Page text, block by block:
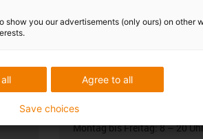
Beratung und
Persönlich
Montag bis Freitag: 8 – 20
show you our advertisements (only ours) on other
Agree to all
Save choices